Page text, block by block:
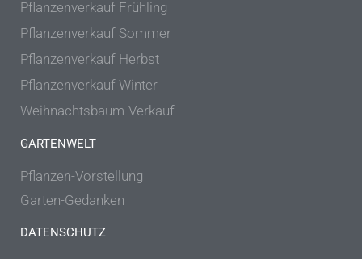
Pflanzenverkauf Frühling
Pflanzenverkauf Sommer
Pflanzenverkauf Herbst
Pflanzenverkauf Winter
Weihnachtsbaum-Verkauf
GARTENWELT
Pflanzen-Vorstellung
Garten-Gedanken
DATENSCHUTZ